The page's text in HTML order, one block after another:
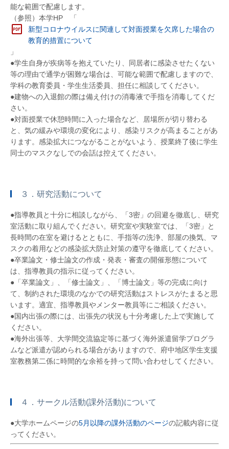
能な範囲で配慮します。
（参照）本学HP 「
新型コロナウイルスに関連して対面授業を欠席した場合の
教育的措置について
」
●学生自身が疾病等を抱えていたり、同居者に感染させたくない
等の理由で通学が困難な場合は、可能な範囲で配慮しますので、
学科の教育委員・学生生活委員、担任に相談してください。
●建物への入退館の際は備え付けの消毒液で手指を消毒してくだ
さい。
●対面授業で休憩時間に入った場合など、居場所が切り替わる
と、気の緩みや環境の変化により、感染リスクが高まることがあ
ります。感染拡大につながることがないよう、授業終了後に学生
同士のマスクなしでの会話は控えてください。
３．研究活動について
●指導教員と十分に相談しながら、「3密」の回避を徹底し、研究
室活動に取り組んでください。研究室や実験室では、「3密」と
長時間の在室を避けるとともに、手指等の洗浄、部屋の換気、マ
スクの着用などの感染拡大防止対策の遵守を徹底してください。
●卒業論文・修士論文の作成・発表・審査の開催形態について
は、指導教員の指示に従ってください。
●「卒業論文」、「修士論文」、「博士論文」等の完成に向け
て、制約された環境のなかでの研究活動はストレスがたまると思
います。適宜、指導教員やメンター教員等にご相談ください。
●国内出張の際には、出張先の状況も十分考慮した上で実施して
ください。
●海外出張等、大学間交流協定等に基づく海外派遣留学プログラ
ムなど派遣が認められる場合がありますので、府中地区学生支援
室教務第二係に時間的な余裕を持って問い合わせしてください。
４．サークル活動(課外活動)について
●大学ホームページの5月以降の課外活動のページの記載内容に従
ってください。